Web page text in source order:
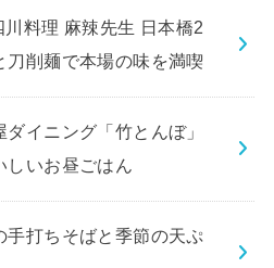
料理 麻辣先生 日本橋2
削麺で本場の味を満喫
イニング「竹とんぼ」
しいお昼ごはん
手打ちそばと季節の天ぷ